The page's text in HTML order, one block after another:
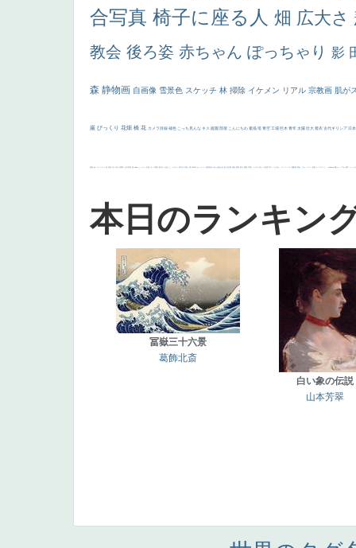
合写真 椅子に座る人 畑 広大さ
教会 後ろ姿 赤ちゃん ぽっちゃり 影
森 静物画 自画像 雪景色 スケッチ 林 掃除 イケメン リアル 宗教画 肌が
厳 びっくり 花畑 橋 花 カメラ目線 補色 こっち見んな キス 庭園 部屋 こんにちわ 素描 塔 青空 工場 巨木 青年 太陽 壮大 着衣 古代ギリシア 日
画質 last ヴィーナス 剣 白人少女 食事中 山本芳翠 麦 alciato ハーレム 女神 ローマ教皇 奥行き 火起こし シスター 東方の三博士 114514 かっこいい 受胎告知 天から覗き込む顔 設計図 挿絵 群衆 親子 裸婦 可愛い ピサロ ＃名画で学ぶ「たるみ」 ニーソックス 躍動感 黄色 こわい コート 畦道 レンブラント・ sekkusu 暖かい バブみ 靴下 ショッ
本日のランキン
冨嶽三十六景
葛飾北斎
白い象の伝説
山本芳翠